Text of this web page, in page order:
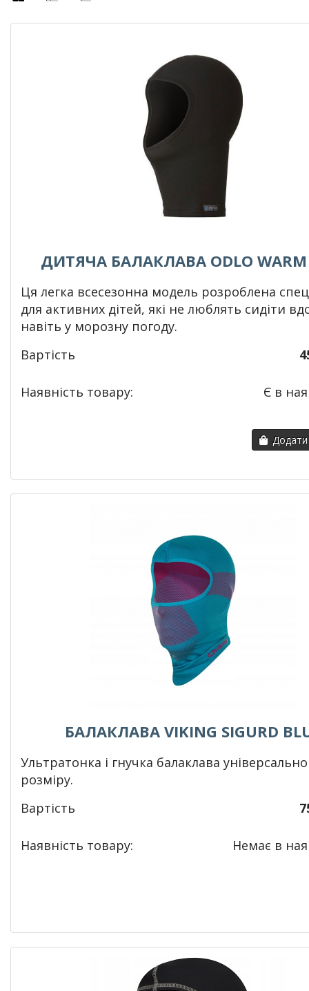
ДИТЯЧА БАЛАКЛАВА ODLO WARM
Ця легка всесезонна модель розроблена
для активних дітей, які не люблять сидіти
навіть у морозну погоду.
Вартість
Наявність товару: Є в
БАЛАКЛАВА VIKING SIGURD
Ультратонка і гнучка балаклава
розміру.
Вартість
Наявність товару: Немає в